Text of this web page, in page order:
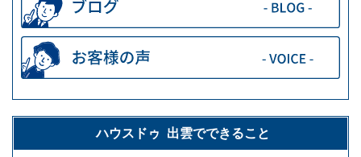
ハウスドゥ 出雲でできること